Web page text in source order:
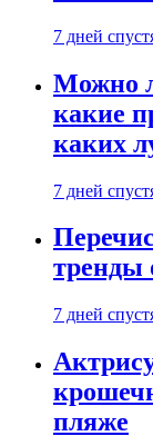
7 дней
Можно
какие
каких
7 дней
тренды
7 дней
пляже